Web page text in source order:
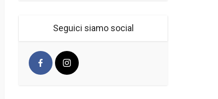
Seguici siamo social